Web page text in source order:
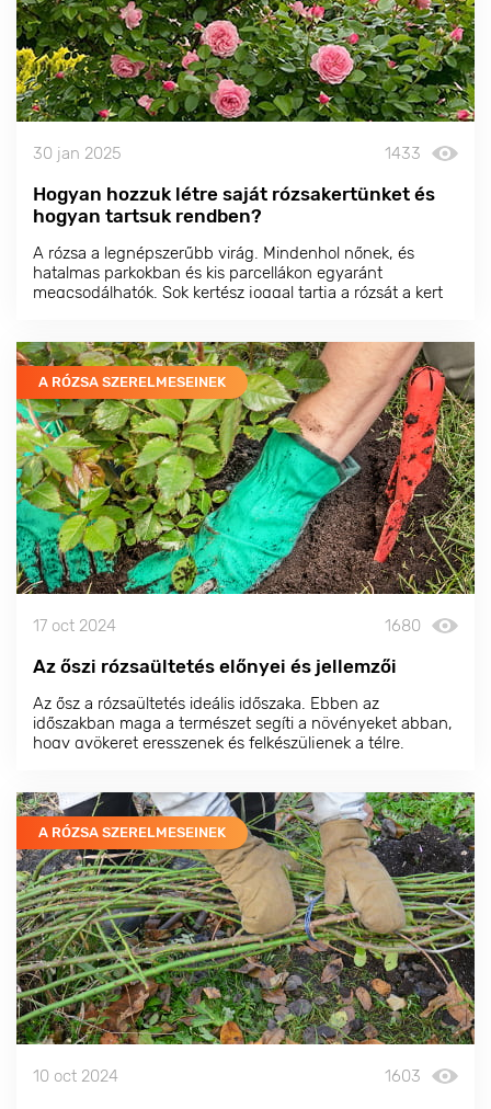
30 jan 2025 1433
Hogyan hozzuk létre saját rózsakertünket és
hogyan tartsuk rendben?
A rózsa a legnépszerűbb virág. Mindenhol nőnek, és
hatalmas parkokban és kis parcellákon egyaránt
megcsodálhatók. Sok kertész joggal tartja a rózsát a kert
A RÓZSA SZERELMESEINEK
17 oct 2024 1680
Az őszi rózsaültetés előnyei és jellemzői
Az ősz a rózsaültetés ideális időszaka. Ebben az
időszakban maga a természet segíti a növényeket abban,
hogy gyökeret eresszenek és felkészüljenek a télre.
gyökeresedéshez.
A RÓZSA SZERELMESEINEK
10 oct 2024 1603